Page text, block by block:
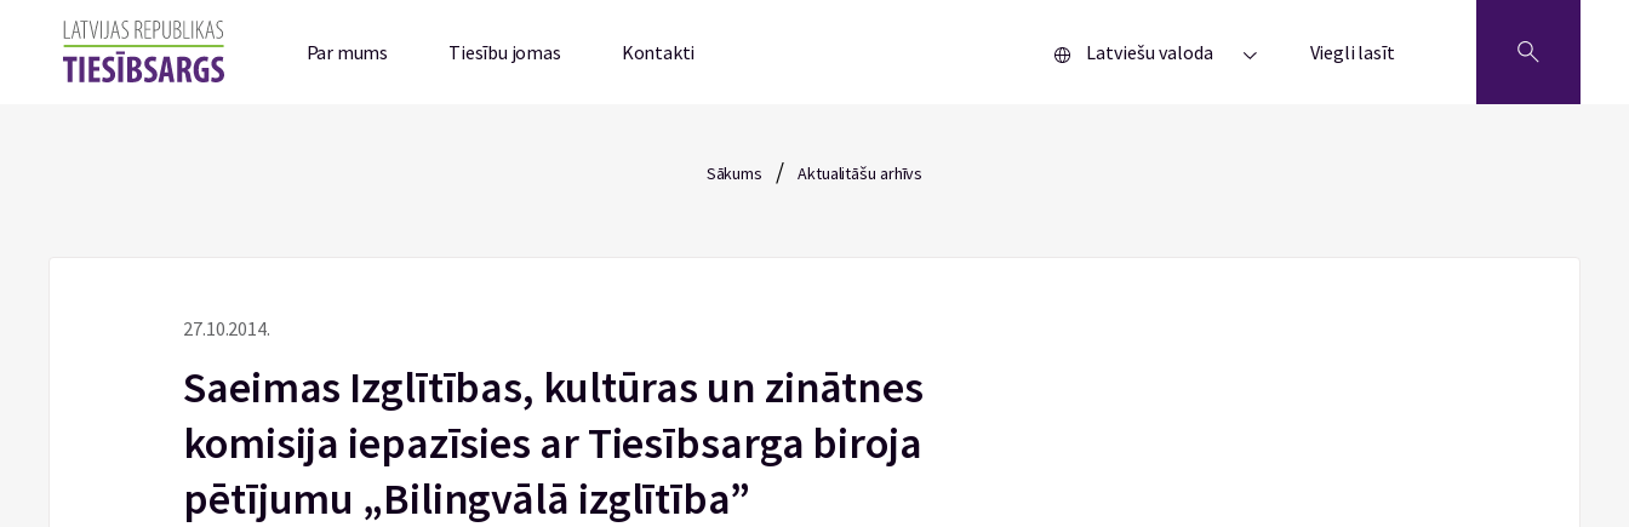
Par mums Tiesību jomas Kontakti Latviešu valoda Viegli lasīt
Sākums / Aktualitāšu arhīvs
27.10.2014.
Saeimas Izglītības, kultūras un zinātnes
komisija iepazīsies ar Tiesībsarga biroja
pētījumu „Bilingvālā izglītība”